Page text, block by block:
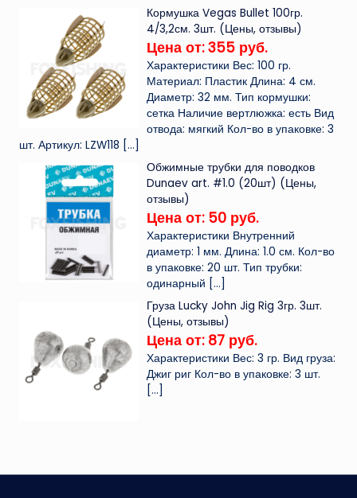
Кормушка Vegas Bullet 100гр.
4/3,2см. 3шт. (Цены, отзывы)
Цена от: 355 руб.
Характеристики Вес: 100 гр.
Материал: Пластик Длина: 4 см.
Диаметр: 32 мм. Тип кормушки:
сетка Наличие вертлюжка: есть Вид
отвода: мягкий Кол-во в упаковке: 3
шт. Артикул: LZW118 […]
Обжимные трубки для поводков
Dunaev art. #1.0 (20шт) (Цены,
отзывы)
Цена от: 50 руб.
Характеристики Внутренний
диаметр: 1 мм. Длина: 1.0 см. Кол-во
в упаковке: 20 шт. Тип трубки:
одинарный […]
Груза Lucky John Jig Rig 3гр. 3шт.
(Цены, отзывы)
Цена от: 87 руб.
Характеристики Вес: 3 гр. Вид груза:
Джиг риг Кол-во в упаковке: 3 шт.
[…]